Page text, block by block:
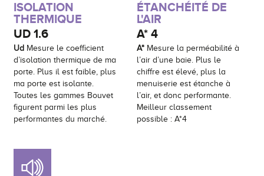
ISOLATION
THERMIQUE
UD1.6
Ud Mesure le coefficient
d’isolation thermique de ma
porte. Plus il est faible, plus
ma porte est isolante.
Toutes les gammes Bouvet
figurent parmi les plus
performantes du marché.
ÉTANCHÉITÉ DE
L'AIR
A*4
A* Mesure la perméabilité à
l’air d’une baie. Plus le
chiffre est élevé, plus la
menuiserie est étanche à
l’air, et donc performante.
Meilleur classement
possible : A*4